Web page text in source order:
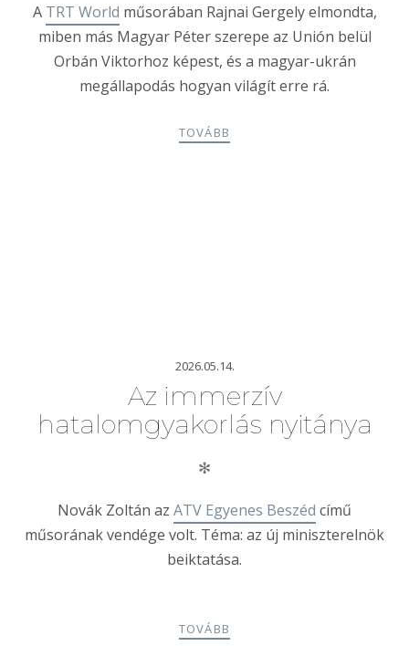
A TRT World műsorában Rajnai Gergely elmondta,
miben más Magyar Péter szerepe az Unión belül
Orbán Viktorhoz képest, és a magyar-ukrán
megállapodás hogyan világít erre rá.
TOVÁBB
2026.05.14.
Az immerzív
hatalomgyakorlás nyitánya
✻
Novák Zoltán az ATV Egyenes Beszéd című
műsorának vendége volt. Téma: az új miniszterelnök
beiktatása.
TOVÁBB